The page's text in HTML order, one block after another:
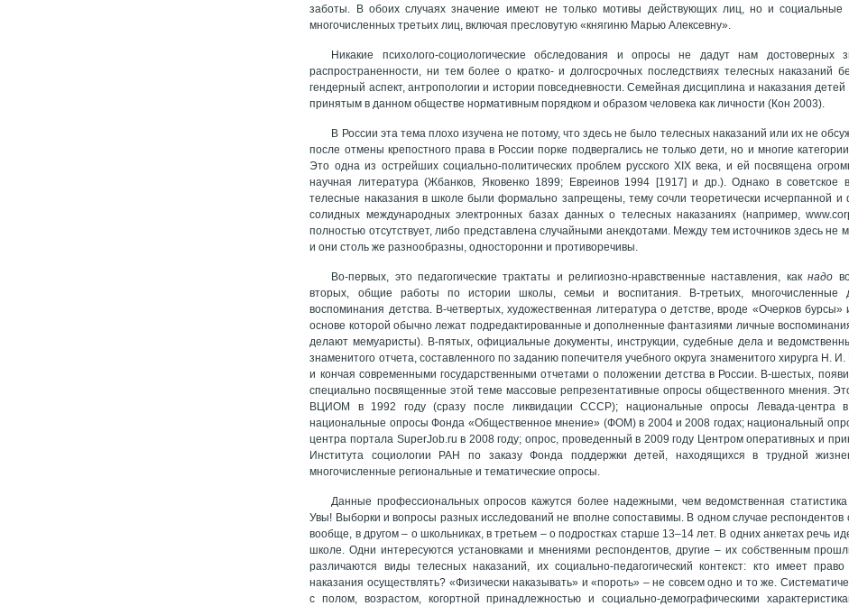
заботы. В обоих случаях значение имеют не только мотивы действующих лиц, но и социальные
многочисленных третьих лиц, включая пресловутую «княгиню Марью Алексевну».
Никакие психолого-социологические обследования и опросы не дадут нам достоверных
распространенности, ни тем более о кратко- и долгосрочных последствиях телесных наказаний
гендерный аспект, антропологии и истории повседневности. Семейная дисциплина и наказания
принятым в данном обществе нормативным порядком и образом человека как личности (Кон 2003).
В России эта тема плохо изучена не потому, что здесь не было телесных наказаний или их не
после отмены крепостного права в России порке подвергались не только дети, но и многие
Это одна из острейших социально-политических проблем русского ХIХ века, и ей посвящена
научная литература (Жбанков, Яковенко 1899; Евреинов 1994 [1917] и др.). Однако в советское
телесные наказания в школе были формально запрещены, тему сочли теоретически исчерпанной и
солидных международных электронных базах данных о телесных наказаниях (например,
полностью отсутствует, либо представлена случайными анекдотами. Между тем источников здесь не
и они столь же разнообразны, односторонни и противоречивы.
Во-первых, это педагогические трактаты и религиозно-нравственные наставления, какнадо
вторых, общие работы по истории школы, семьи и воспитания. В-третьих, многочисленные
воспоминания детства. В-четвертых, художественная литература о детстве, вроде «Очерков
основе которой обычно лежат подредактированные и дополненные фантазиями личные
делают мемуаристы). В-пятых, официальные документы, инструкции, судебные дела и
знаменитого отчета, составленного по заданию попечителя учебного округа знаменитого хирурга Н.
и кончая современными государственными отчетами о положении детства в России. В-шестых,
специально посвященные этой теме массовые репрезентативные опросы общественного мнения.
ВЦИОМ в 1992 году (сразу после ликвидации СССР); национальные опросы Левада-центра
национальные опросы Фонда «Общественное мнение» (ФОМ) в 2004 и 2008 годах; национальный
центра портала SuperJob.ru в 2008 году; опрос, проведенный в 2009 году Центром оперативных и
Института социологии РАН по заказу Фонда поддержки детей, находящихся в трудной
многочисленные региональные и тематические опросы.
Данные профессиональных опросов кажутся более надежными, чем ведомственная
Увы! Выборки и вопросы разных исследований не вполне сопоставимы. В одном случае
вообще, в другом – о школьниках, в третьем – о подростках старше 13–14 лет. В одних анкетах речь
школе. Одни интересуются установками и мнениями респондентов, другие – их собственным
различаются виды телесных наказаний, их социально-педагогический контекст: кто имеет
наказания осуществлять? «Физически наказывать» и «пороть» – не совсем одно и то же.
с полом, возрастом, когортной принадлежностью и социально-демографическими